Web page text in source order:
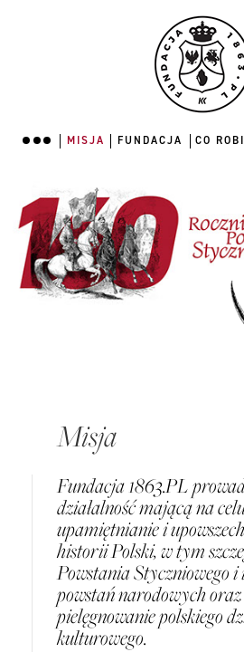
FUNDACJA
CO ROBIMY
WŁĄCZ SIĘ
MISJA FUNDACJA CO
Misja
Fundacja 1863.PL
działalność mającą na
upamiętnianie i
historii Polski, w tym
Powstania Styczniowego
powstań narodowych oraz
pielęgnowanie polskiego
kulturowego.